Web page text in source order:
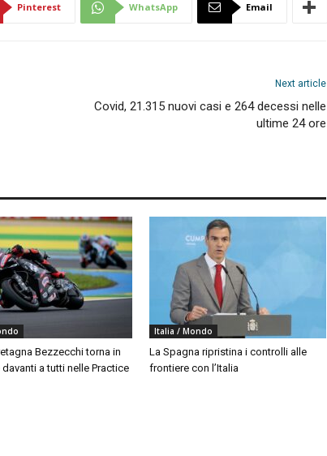
Pinterest WhatsApp Email
Next article
Covid, 21.315 nuovi casi e 264 decessi nelle
ultime 24 ore
Bezzecchi torna in
davanti a tutti nelle Practice
Italia / Mondo
La Spagna ripristina i controlli alle
frontiere con l’Italia